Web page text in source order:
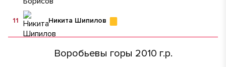
Никита Шипилов
11
Воробьевы горы 2010 г.р.